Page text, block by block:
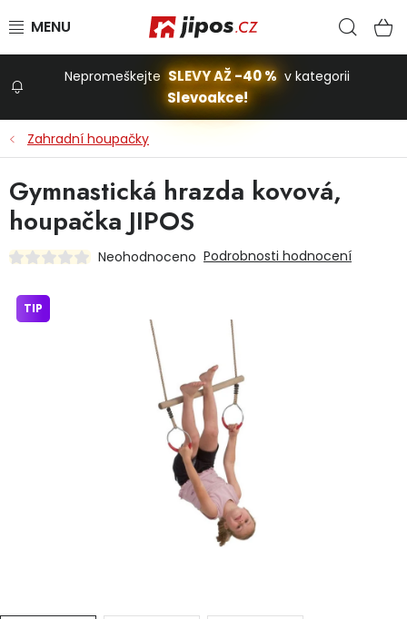
Stavba a dům
Nepromeškejte SLEVY AŽ -40 % v kategorii
Slevoakce!
Zahradní houpačky
Gymnastická hrazda kovová,
houpačka JIPOS
Neohodnoceno Podrobnosti hodnocení
TIP